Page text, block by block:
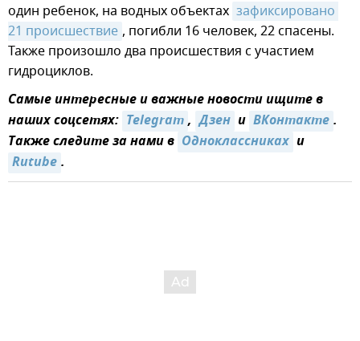
один ребенок, на водных объектах зафиксировано
21 происшествие , погибли 16 человек, 22 спасены.
Также произошло два происшествия с участием
гидроциклов.
Самые интересные и важные новости ищите в
наших соцсетях: Telegram, Дзен и ВКонтакте.
Также следите за нами в Одноклассниках и
Rutube.